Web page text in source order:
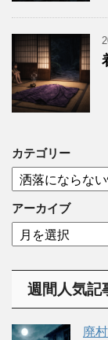
カテゴリー
カ
テ
ゴ
リ
ー
アーカイブ
ア
ー
週間人気記
廃